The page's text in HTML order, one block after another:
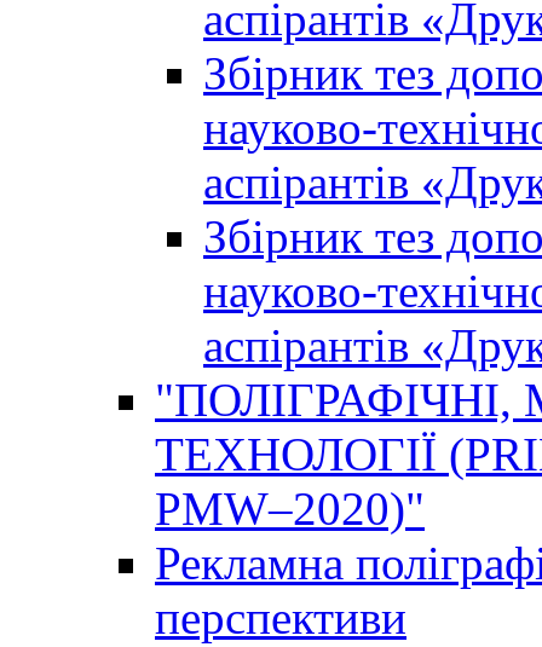
аспірантів
Збірник тез
науково-
аспірантів
Збірник тез
науково-
аспірантів
ТЕХНОЛОГІЇ
PMW–2020)"
Рекламна
перспективи